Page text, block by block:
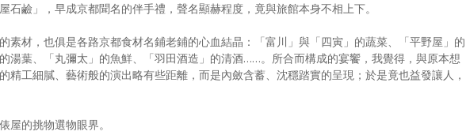
石鹼」，早成京都聞名的伴手禮，聲名顯赫程度，竟與旅館本身不相上下。
素材，也俱是各路京都食材名鋪老鋪的心血結晶：「富川」與「四寅」的蔬菜、「平野屋」的
湯葉、「丸彌太」的魚鮮、「羽田酒造」的清酒……。所合而構成的宴饗，我覺得，與原本想
精工細膩、藝術般的演出略有些距離，而是內斂含蓄、沈穩踏實的呈現；於是竟也益發讓人，
屋的挑物選物眼界。